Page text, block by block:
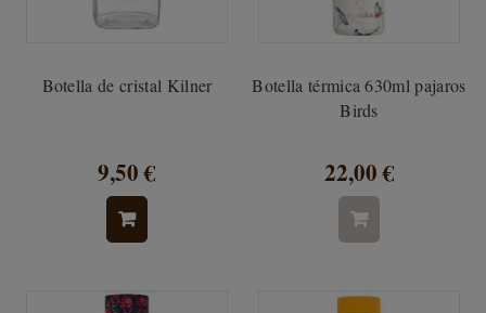
Botella de cristal Kilner
9,50 €
Botella térmica 630ml pajaros
Birds
22,00 €